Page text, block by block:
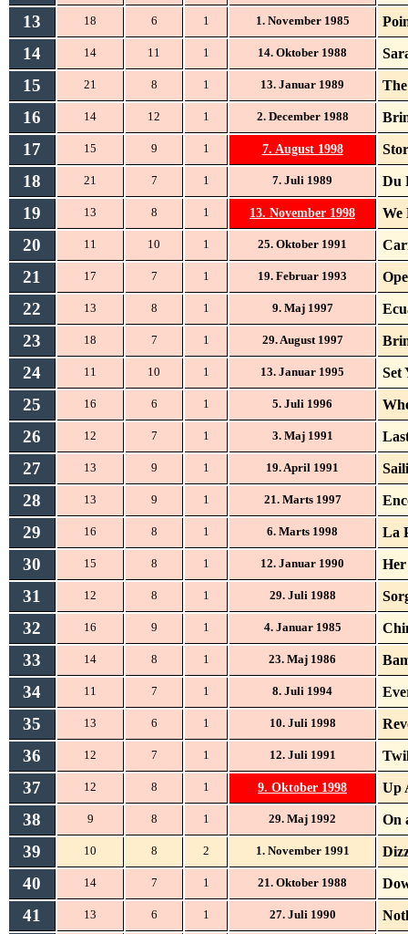
13 18 6 1 1. November 1985
14 14 11 1 14. Oktober 1988
15 21 8 1 13. Januar 1989
16 14 12 1 2. December 1988
17 15 9 1 7. August 1998
18 21 7 1 7. Juli 1989 Du
19 13 8 1 13. November 1998 We
20 11 10 1 25. Oktober 1991
21 17 7 1 19. Februar 1993
22 13 8 1 9. Maj 1997
23 18 7 1 29. August 1997
24 11 10 1 13. Januar 1995 Set
25 16 6 1 5. Juli 1996
26 12 7 1 3. Maj 1991
27 13 9 1 19. April 1991
28 13 9 1 21. Marts 1997
29 16 8 1 6. Marts 1998 La
30 15 8 1 12. Januar 1990 Her
31 12 8 1 29. Juli 1988
32 16 9 1 4. Januar 1985
33 14 8 1 23. Maj 1986
34 11 7 1 8. Juli 1994
35 13 6 1 10. Juli 1998
36 12 7 1 12. Juli 1991
37 12 8 1 9. Oktober 1998 Up
38 9 8 1 29. Maj 1992 On
39 10 8 2 1. November 1991
40 14 7 1 21. Oktober 1988
41 13 6 1 27. Juli 1990